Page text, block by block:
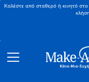
Καλέστε από σταθερό ή κινητό